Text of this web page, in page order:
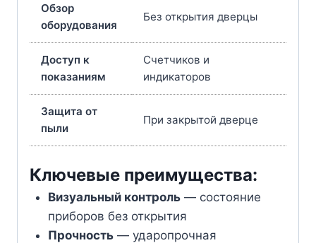
Обзор
оборудования
Без открытия дверцы
Доступ к
показаниям
Счетчиков и
индикаторов
Защита от
пыли
При закрытой дверце
Ключевые преимущества:
Визуальный контроль— состояние
приборов без открытия
Прочность— ударопрочная